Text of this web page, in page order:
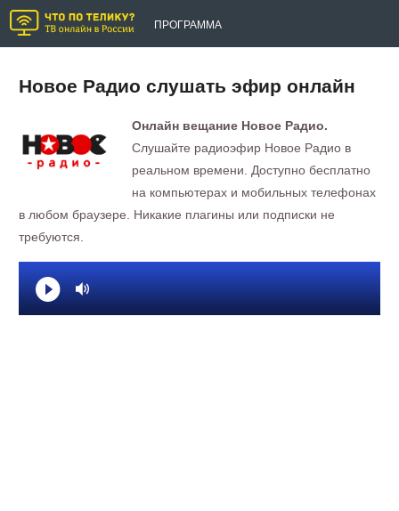
ПРОГРАММА
Новое Радио слушать эфир онлайн
Онлайн вещание Новое Радио.
Слушайте радиоэфир Новое Радио в
реальном времени. Доступно бесплатно
на компьютерах и мобильных телефонах
в любом браузере. Никакие плагины или подписки не
требуются.